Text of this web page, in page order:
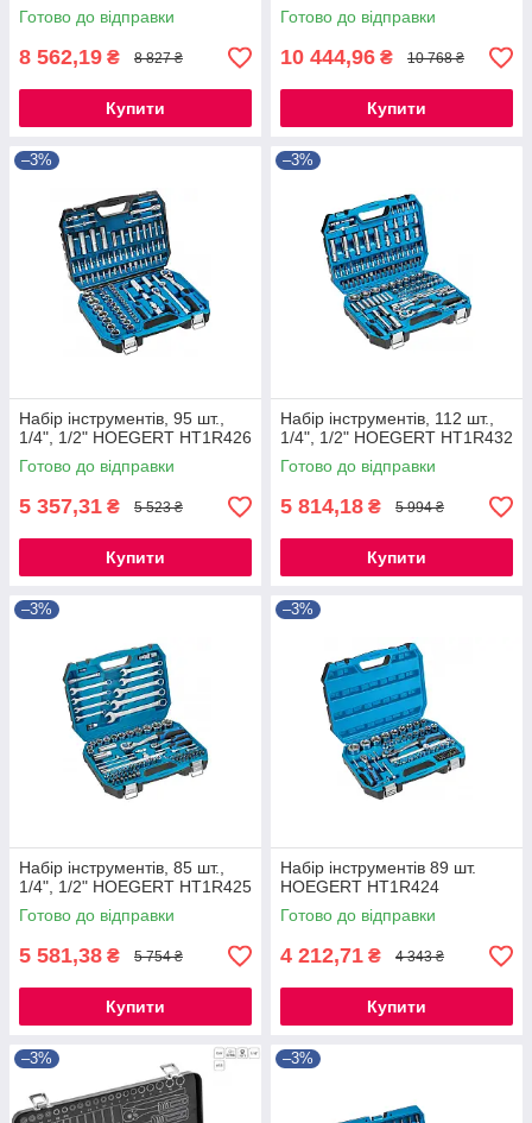
Готово до відправки
8 562,19 ₴ 8 827 ₴
Купити
Готово до відправки
10 444,96 ₴ 10 768 ₴
Купити
–3%
Набір інструментів, 95 шт.,
1/4", 1/2" HOEGERT HT1R426
Готово до відправки
5 357,31 ₴ 5 523 ₴
Купити
–3%
Набір інструментів, 112 шт.,
1/4", 1/2" HOEGERT HT1R432
Готово до відправки
5 814,18 ₴ 5 994 ₴
Купити
–3%
Набір інструментів, 85 шт.,
1/4", 1/2" HOEGERT HT1R425
Готово до відправки
5 581,38 ₴ 5 754 ₴
Купити
–3%
Набір інструментів 89 шт.
HOEGERT HT1R424
Готово до відправки
4 212,71 ₴ 4 343 ₴
Купити
–3% –3%